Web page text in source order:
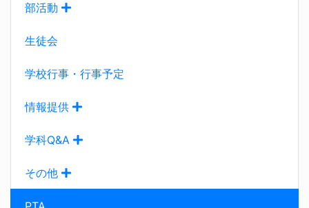
部活動
生徒会
学校行事・行事予定
情報提供
学科Q&A
その他